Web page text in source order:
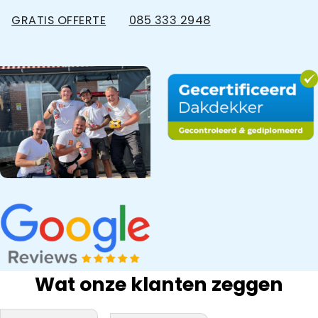
GRATIS OFFERTE 085 333 2948
Wat onze klanten zeggen
bedrijf na onze
Snel gewerkt.
inspectie,